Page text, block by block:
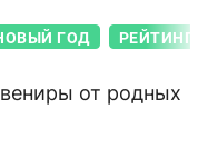
ГОД РЕЙТИНГ
от родных